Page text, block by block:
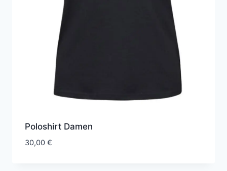
Poloshirt Damen
30,00 €